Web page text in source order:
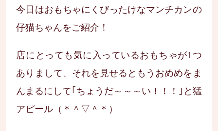
今日はおもちゃにくびったけなマンチカンの
仔猫ちゃんをご紹介！
店にとっても気に入っているおもちゃが1つ
ありまして、それを見せるともうおめめをま
んまるにして｢ちょうだ～～～い！！！｣と猛
アピール（＊＾▽＾＊）